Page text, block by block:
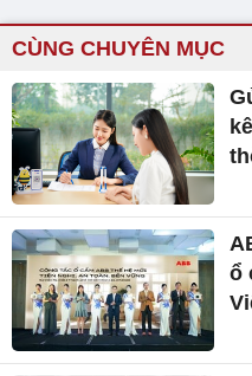
CÙNG CHUYÊN MỤC
ổ